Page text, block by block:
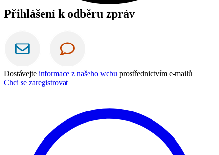
Přihlášení k odběru zpráv
Dostávejte informace z našeho webu prostřednictvím e-mailů
Chci se zaregistrovat